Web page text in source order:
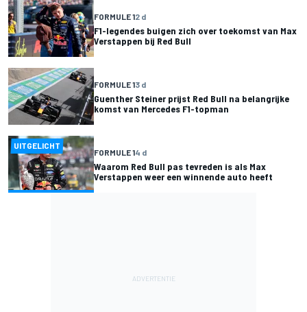
FORMULE 12 d
F1-legendes buigen zich over toekomst van Max
Verstappen bij Red Bull
FORMULE 13 d
Guenther Steiner prijst Red Bull na belangrijke
komst van Mercedes F1-topman
UITGELICHT
FORMULE 14 d
Waarom Red Bull pas tevreden is als Max
Verstappen weer een winnende auto heeft